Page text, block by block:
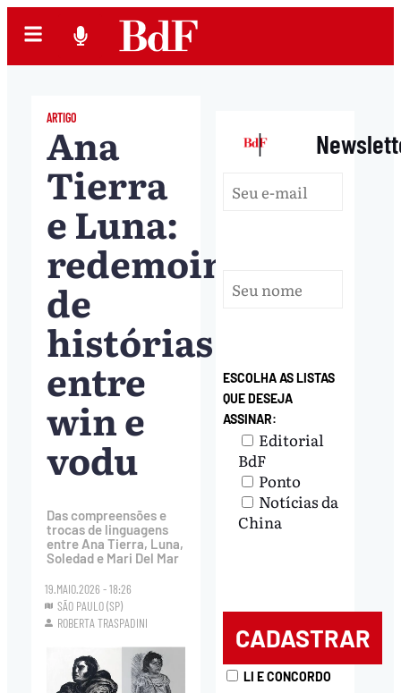
ARTIGO
Ana
Tierra
e Luna:
redemoinhos
de
histórias
entre
win e
vodu
Das compreensões e
trocas de linguagens
entre Ana Tierra, Luna,
Soledad e Mari Del Mar
19.MAIO.2026 - 18:26
SÃO PAULO (SP)
ROBERTA TRASPADINI
|
ESCOLHA AS LISTAS
QUE DESEJA
ASSINAR:
Editorial
BdF
Ponto
Notícias da
China
LI E CONCORDO